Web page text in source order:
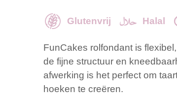
Glutenvrij Halal
FunCakes rolfondant is
de fijne structuur en
afwerking is het perfect om
hoeken te creëren.